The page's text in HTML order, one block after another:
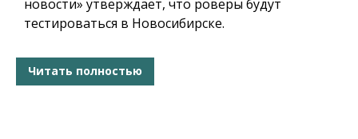
новости» утверждает, что роверы будут
тестироваться в Новосибирске.
Читать полностью